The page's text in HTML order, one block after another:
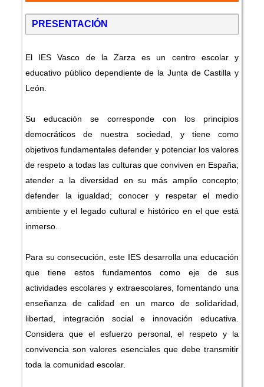
PRESENTACIÓN
El IES Vasco de la Zarza es un centro escolar y
educativo público dependiente de la Junta de Castilla y
León.
Su educación se corresponde con los principios
democráticos de nuestra sociedad, y tiene como
objetivos fundamentales defender y potenciar los valores
de respeto a todas las culturas que conviven en España;
atender a la diversidad en su más amplio concepto;
defender la igualdad; conocer y respetar el medio
ambiente y el legado cultural e histórico en el que está
inmerso.
Para su consecución, este IES desarrolla una educación
que tiene estos fundamentos como eje de sus
actividades escolares y extraescolares, fomentando una
enseñanza de calidad en un marco de solidaridad,
libertad, integración social e innovación educativa.
Considera que el esfuerzo personal, el respeto y la
convivencia son valores esenciales que debe transmitir
toda la comunidad escolar.